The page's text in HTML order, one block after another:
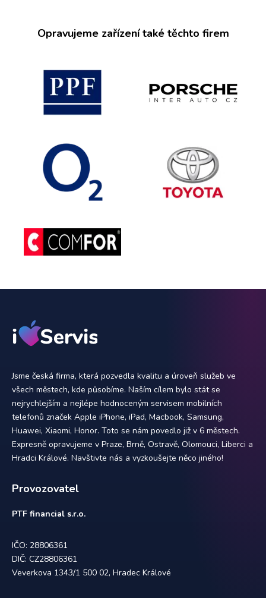
Opravujeme zařízení také těchto firem
Jsme česká firma, která pozvedla kvalitu a úroveň služeb ve
všech městech, kde působíme. Naším cílem bylo stát se
nejrychlejším a nejlépe hodnoceným servisem mobilních
telefonů značek Apple iPhone, iPad, Macbook, Samsung,
Huawei, Xiaomi, Honor. Toto se nám povedlo již v 6 městech.
Expresně opravujeme v Praze, Brně, Ostravě, Olomouci, Liberci a
Hradci Králové. Navštivte nás a vyzkoušejte něco jiného!
Provozovatel
PTF financial s.r.o.
IČO: 28806361
DIČ: CZ28806361
Veverkova 1343/1 500 02, Hradec Králové